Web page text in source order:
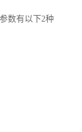
数有以下2种